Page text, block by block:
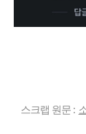
스크랩 원문 :